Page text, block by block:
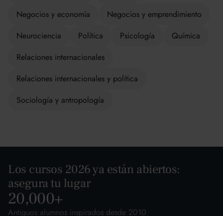
Negocios y economía
Negocios y emprendimiento
Neurociencia
Política Psicología
Química
Relaciones internacionales
Relaciones internacionales y política
Sociología y antropología
Los cursos 2026 ya están abiertos:
asegura tu lugar
20,000+
Antiguos alumnos inspirados desde 2010